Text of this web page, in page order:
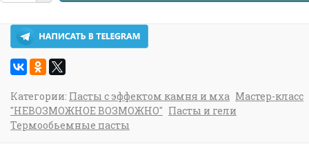
Категории: Пасты с эффектом камня и мха Мастер-класс
"НЕВОЗМОЖНОЕ ВОЗМОЖНО" Пасты и гели
Термообьемные пасты